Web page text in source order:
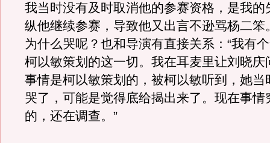
我当时没有及时取消他的参赛资格，是我的
纵他继续参赛，导致他又出言不逊骂杨二笨
为什么哭呢？也和导演有直接关系：“我有
柯以敏策划的这一切。我在耳麦里让刘晓庆
事情是柯以敏策划的，被柯以敏听到，她当
哭了，可能是觉得底给揭出来了。现在事情
的，还在调查。”